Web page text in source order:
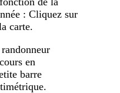
: Cliquez sur
carte.
en
barre